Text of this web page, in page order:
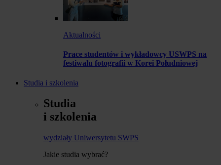
Aktualności
Prace studentów i wykładowcy USWPS na
festiwalu fotografii w Korei Południowej
Studia i szkolenia
Studia
i szkolenia
wydziały Uniwersytetu SWPS
Jakie studia wybrać?